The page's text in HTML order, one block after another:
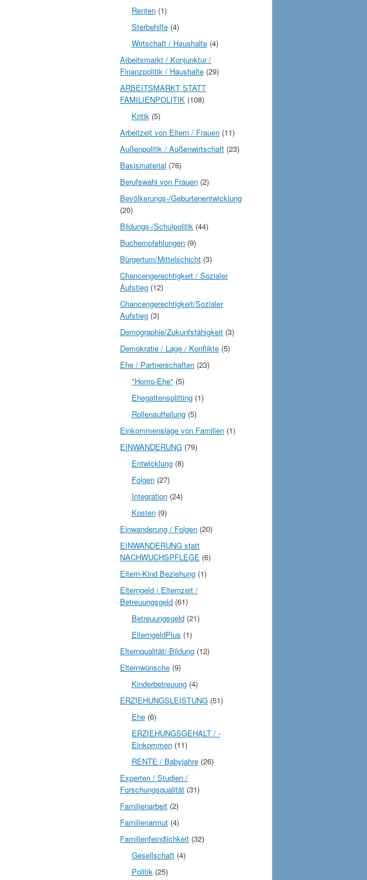
Renten(1)
Sterbehilfe(4)
Wirtschaft / Haushalte(4)
Arbeitsmarkt / Konjunktur /
Finanzpolitik / Haushalte (29)
ARBEITSMARKT STATT
FAMILIENPOLITIK (108)
Kritik(5)
Arbeitzeit von Eltern / Frauen (11)
Außenpolitik / Außenwirtschaft (23)
Basismaterial (76)
Berufswahl von Frauen (2)
Bevölkerungs-/Geburtenentwicklung
(20)
Bildungs-/Schulpolitik (44)
Buchempfehlungen (9)
Bürgertum/Mittelschicht (3)
Chancengerechtigkeit / Sozialer
Aufstieg (12)
Chancengerechtigkeit/Sozialer
Aufstieg (3)
Demographie/Zukunfsfähigkeit (3)
Demokratie / Lage / Konflikte (5)
Ehe / Partnerschaften (23)
"Homo-Ehe" (5)
Ehegattensplitting(1)
Rollenaufteilung(5)
Einkommenslage von Familien (1)
EINWANDERUNG (79)
Entwicklung(8)
Folgen(27)
Integration(24)
Kosten(9)
Einwanderung / Folgen (20)
EINWANDERUNG statt
NACHWUCHSPFLEGE (6)
Eltern-Kind Beziehung (1)
Elterngeld / Elternzeit /
Betreuungsgeld (61)
Betreuungsgeld(21)
ElterngeldPlus (1)
Elternqualität/-Bildung (12)
Elternwünsche (9)
Kinderbetreuung(4)
ERZIEHUNGSLEISTUNG (51)
Ehe(6)
ERZIEHUNGSGEHALT / -
Einkommen(11)
RENTE / Babyjahre(26)
Experten / Studien /
Forschungsqualität (31)
Familienarbeit (2)
Familienarmut (4)
Familienfeindlichkeit (32)
Gesellschaft(4)
Politik(25)